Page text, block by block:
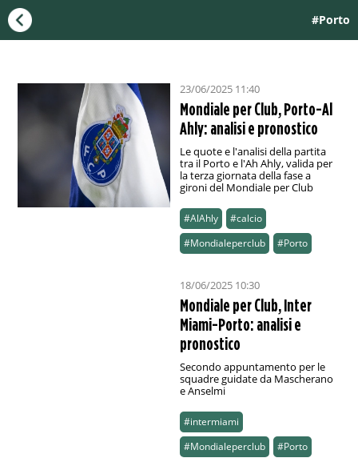
#Porto
23/06/2025 11:40
Mondiale per Club, Porto-Al
Ahly: analisi e pronostico
Le quote e l'analisi della partita
tra il Porto e l'Ah Ahly, valida per
la terza giornata della fase a
gironi del Mondiale per Club
#AlAhly
#calcio
#Mondialeperclub
#Porto
18/06/2025 10:30
Mondiale per Club, Inter
Miami-Porto: analisi e
pronostico
Secondo appuntamento per le
squadre guidate da Mascherano
e Anselmi
#intermiami
#Mondialeperclub
#Porto